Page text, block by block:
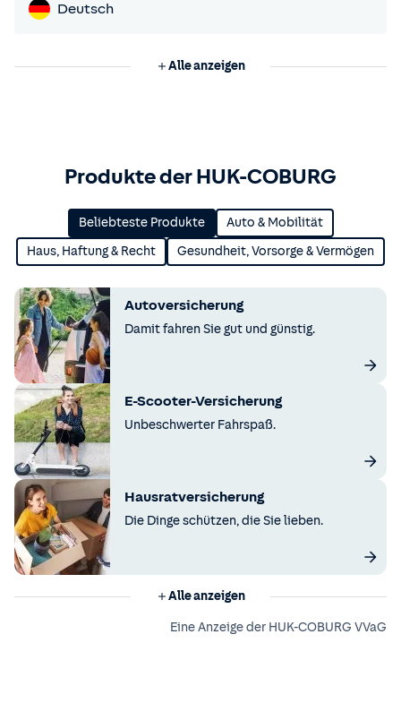
Deutsch
Alle anzeigen
Produkte der HUK-COBURG
Beliebteste Produkte Auto & Mobilität
Haus, Haftung & Recht Gesundheit, Vorsorge & Vermögen
Autoversicherung
Damit fahren Sie gut und günstig.
E-Scooter-Versicherung
Unbeschwerter Fahrspaß.
Hausratversicherung
Die Dinge schützen, die Sie lieben.
Alle anzeigen
Eine Anzeige der HUK-COBURG VVaG